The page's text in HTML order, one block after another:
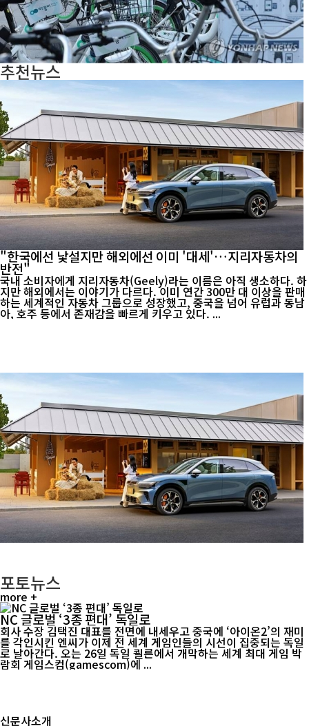
추천뉴스
"한국에선 낯설지만 해외에선 이미 '대세'…지리자동차의
반전"
국내 소비자에게 지리자동차(Geely)라는 이름은 아직 생소하다. 하
지만 해외에서는 이야기가 다르다. 이미 연간 300만 대 이상을 판매
하는 세계적인 자동차 그룹으로 성장했고, 중국을 넘어 유럽과 동남
아, 호주 등에서 존재감을 빠르게 키우고 있다. ...
포토뉴스
more +
NC 글로벌 ‘3종 편대’ 독일로
회사 수장 김택진 대표를 전면에 내세우고 중국에 ‘아이온2’의 재미
를 각인시킨 엔씨가 이제 전 세계 게임인들의 시선이 집중되는 독일
로 날아간다. 오는 26일 독일 쾰른에서 개막하는 세계 최대 게임 박
람회 게임스컴(gamescom)에 ...
신문사소개